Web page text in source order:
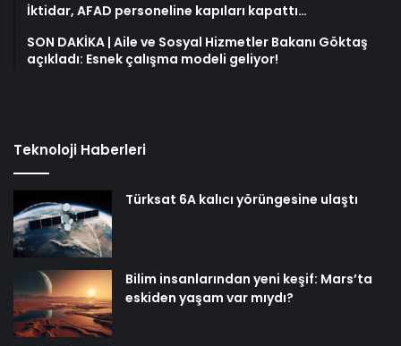
İktidar, AFAD personeline kapıları kapattı…
SON DAKİKA | Aile ve Sosyal Hizmetler Bakanı Göktaş
açıkladı: Esnek çalışma modeli geliyor!
Teknoloji Haberleri
Türksat 6A kalıcı yörüngesine ulaştı
Bilim insanlarından yeni keşif: Mars’ta
eskiden yaşam var mıydı?